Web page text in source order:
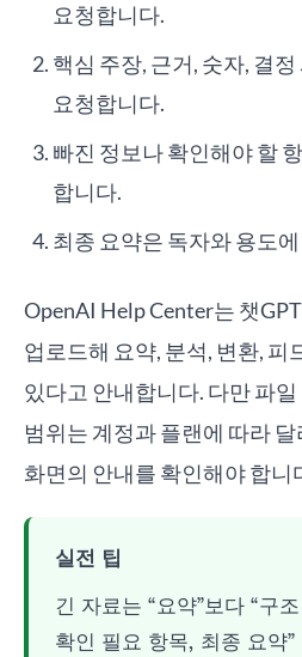
요청합니다.
핵심 주장, 근거, 숫자, 결
요청합니다.
빠진 정보나 확인해야 할
합니다.
최종 요약은 독자와 용도
OpenAI Help Center는 챗
업로드해 요약, 분석, 변환, 피
있다고 안내합니다. 다만 파
범위는 계정과 플랜에 따라
화면의 안내를 확인해야 합니
실전 팁
긴 자료는 “요약”보다 “구
확인 필요 항목, 최종 요약